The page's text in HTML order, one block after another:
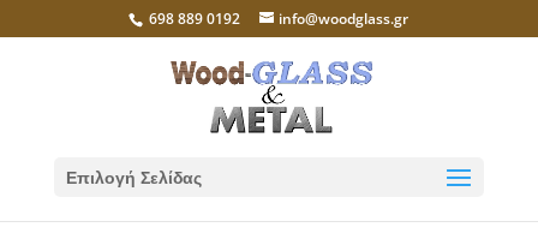
698 889 0192 info@woodglass.gr
Επιλογή Σελίδας